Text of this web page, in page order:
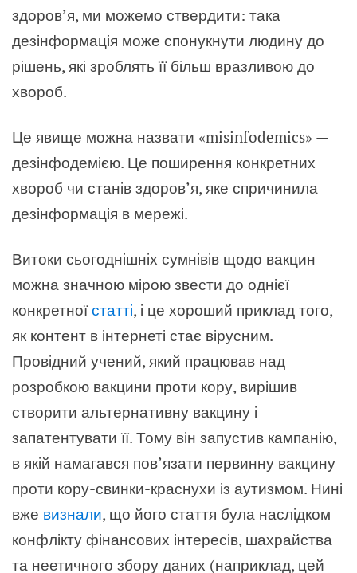
здоров’я, ми можемо ствердити: така
дезінформація може спонукнути людину до
рішень, які зроблять її більш вразливою до
хвороб.
Це явище можна назвати «misinfodemics» —
дезінфодемією. Це поширення конкретних
хвороб чи станів здоров’я, яке спричинила
дезінформація в мережі.
Витоки сьогоднішніх сумнівів щодо вакцин
можна значною мірою звести до однієї
конкретної статті, і це хороший приклад того,
як контент в інтернеті стає вірусним.
Провідний учений, який працював над
розробкою вакцини проти кору, вирішив
створити альтернативну вакцину і
запатентувати її. Тому він запустив кампанію,
в якій намагався пов’язати первинну вакцину
проти кору-свинки-краснухи із аутизмом. Нині
вже визнали, що його стаття була наслідком
конфлікту фінансових інтересів, шахрайства
та неетичного збору даних (наприклад, цей